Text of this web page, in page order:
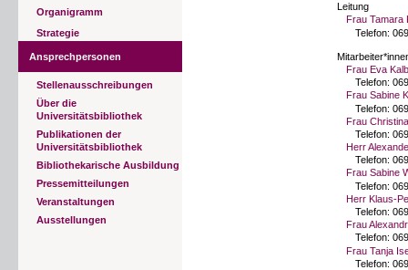
Organigramm
Strategie
Ansprechpersonen
Stellenausschreibungen
Über die
Universitätsbibliothek
Publikationen der
Universitätsbibliothek
Bibliothekarische Ausbildung
Pressemitteilungen
Veranstaltungen
Ausstellungen
Leitung
Frau Tamara
Telefon:
Frau Eva Kalb
Telefon:
Frau Sabine
Telefon:
Frau
Telefon:
Herr
Telefon:
Frau Sabine
Telefon:
Herr Klaus-
Telefon:
Frau
Telefon:
Frau Tanja
Telefon: